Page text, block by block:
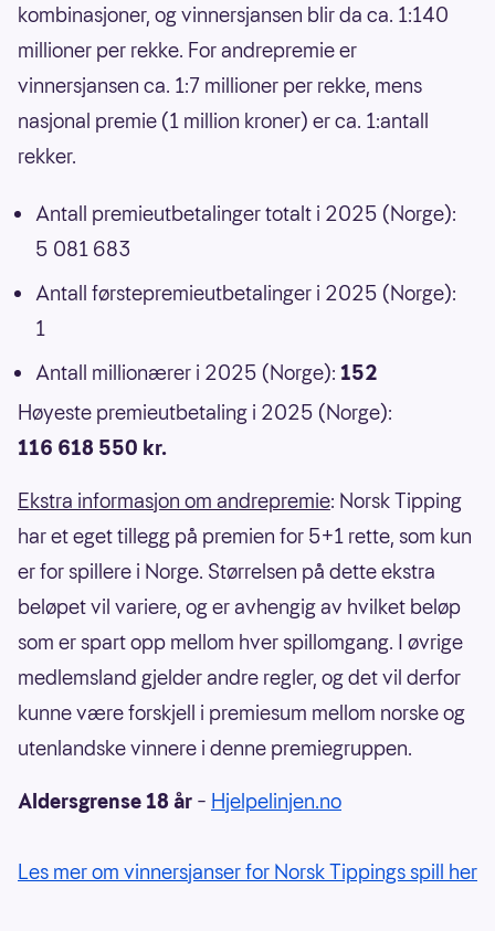
kombinasjoner, og vinnersjansen blir da ca. 1:140
millioner per rekke. For andrepremie er
vinnersjansen ca. 1:7 millioner per rekke, mens
nasjonal premie (1 million kroner) er ca. 1:antall
rekker.
Antall premieutbetalinger totalt i 2025 (Norge):
5 081 683
Antall førstepremieutbetalinger i 2025 (Norge):
1
Antall millionærer i 2025 (Norge): 152
Høyeste premieutbetaling i 2025 (Norge):
116 618 550 kr.
Ekstra informasjon om andrepremie: Norsk Tipping
har et eget tillegg på premien for 5+1 rette, som kun
er for spillere i Norge. Størrelsen på dette ekstra
beløpet vil variere, og er avhengig av hvilket beløp
som er spart opp mellom hver spillomgang. I øvrige
medlemsland gjelder andre regler, og det vil derfor
kunne være forskjell i premiesum mellom norske og
utenlandske vinnere i denne premiegruppen.
Aldersgrense 18 år – Hjelpelinjen.no
Les mer om vinnersjanser for Norsk Tippings spill her